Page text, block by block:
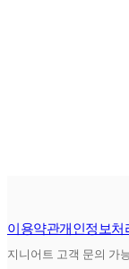
이용약관개인정보처
지니어트 고객 문의 가